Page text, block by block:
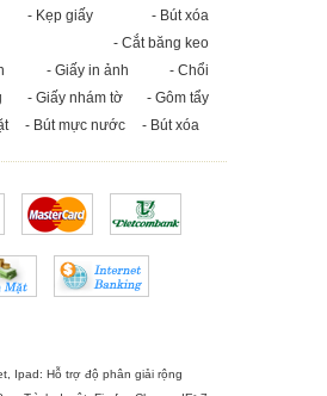
- Kẹp giấy
- Bút xóa
- Cắt băng keo
- Giấy in ảnh
- Chổi
- Giấy nhám tờ
- Gôm tẩy
- Bút mực nước - Bút xóa
Ipad: Hỗ trợ độ phân giải rộng